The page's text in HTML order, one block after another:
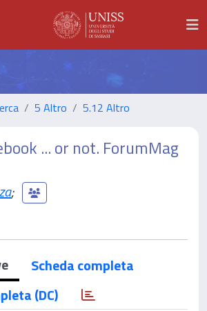
5 Altro 5.12 Altro
... or not. ForumMag
;
Scheda completa
(DC)